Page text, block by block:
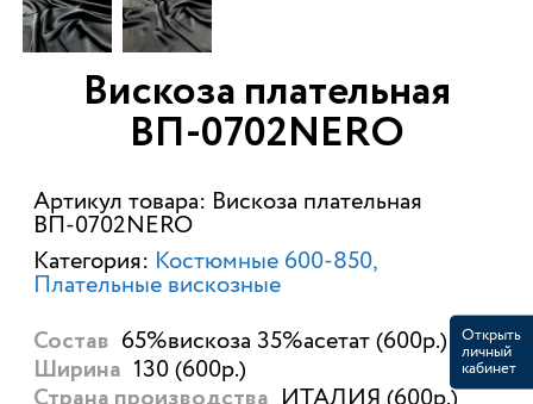
Вискоза плательная
ВП-0702NERO
Артикул товара: Вискоза плательная
ВП-0702NERO
Категория: Костюмные 600-850
Плательные вискозные
Состав 65%вискоза 35%асетат (600р.)
Ширина 130 (600р.)
Открыть
личный
кабинет